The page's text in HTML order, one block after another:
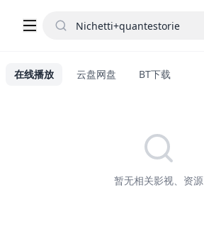
在线播放 云盘网盘 BT下载
暂无相关影视、资源